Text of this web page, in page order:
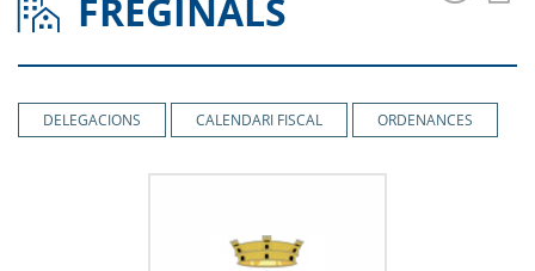
FREGINALS
DELEGACIONS CALENDARI FISCAL ORDENANCES